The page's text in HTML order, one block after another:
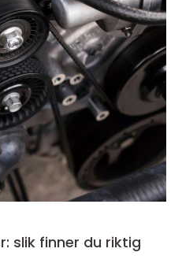
slik finner du riktig